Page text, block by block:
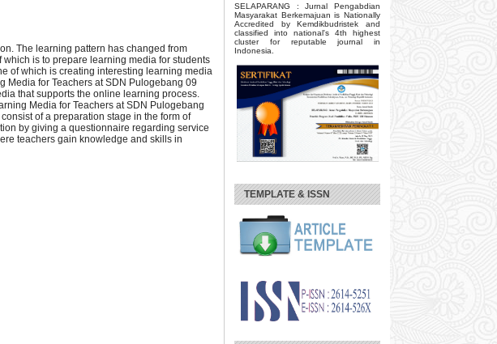
SELAPARANG : Jurnal Pengabdian
Masyarakat Berkemajuan is Nationally
Accredited by Kemdikbudristek and
classified into national's 4th highest
cluster for reputable journal in
Indonesia.
TEMPLATE & ISSN
The learning pattern has changed from
is to prepare learning media for students
of which is creating interesting learning media
Media for Teachers at SDN Pulogebang 09
that supports the online learning process.
Media for Teachers at SDN Pulogebang
of a preparation stage in the form of
by giving a questionnaire regarding service
teachers gain knowledge and skills in